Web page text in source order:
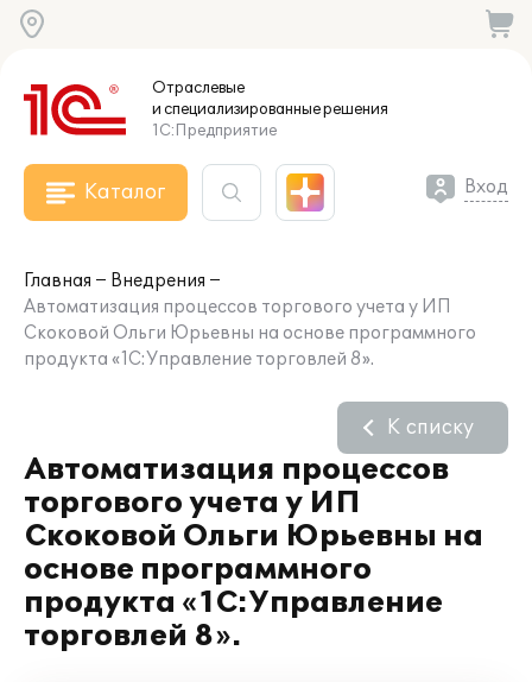
Отраслевые
и специализированныерешения
1С:Предприятие
Каталог Вход
Главная
Внедрения
Автоматизация процессов торгового учета у ИП
Скоковой Ольги Юрьевны на основе программного
продукта «1С:Управление торговлей 8».
Автоматизация процессов
торгового учета у ИП
Скоковой Ольги Юрьевны на
основе программного
продукта «1С:Управление
торговлей 8».
К списку